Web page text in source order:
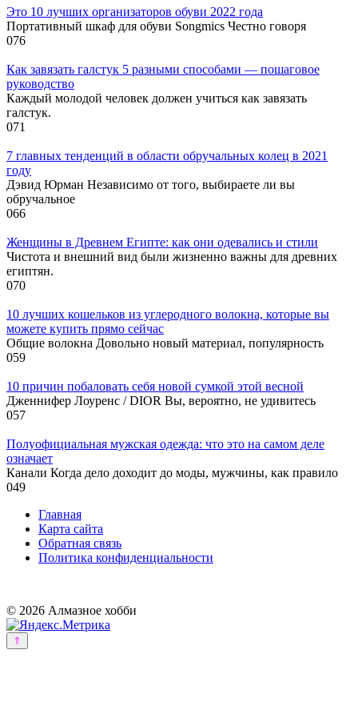
Это 10 лучших организаторов обуви 2022 года
Портативный шкаф для обуви Songmics Честно говоря
076
Как завязать галстук 5 разными способами — пошаговое
руководство
Каждый молодой человек должен учиться как завязать
галстук.
071
7 главных тенденций в области обручальных колец в 2021
году
Дэвид Юрман Независимо от того, выбираете ли вы
обручальное
066
Женщины в Древнем Египте: как они одевались и стили
Чистота и внешний вид были жизненно важны для древних
египтян.
070
10 лучших кошельков из углеродного волокна, которые вы
можете купить прямо сейчас
Общие волокна Довольно новый материал, популярность
059
10 причин побаловать себя новой сумкой этой весной
Дженнифер Лоуренс / DIOR Вы, вероятно, не удивитесь
057
Полуофициальная мужская одежда: что это на самом деле
означает
Канали Когда дело доходит до моды, мужчины, как правило
049
Главная
Карта сайта
Обратная связь
Политика конфиденциальности
© 2026 Алмазное хобби